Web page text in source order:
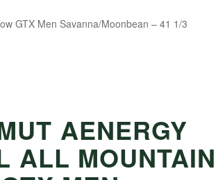
GTX Men Savanna/Moonbean – 41 1/3
AENERGY
ALL MOUNTAIN